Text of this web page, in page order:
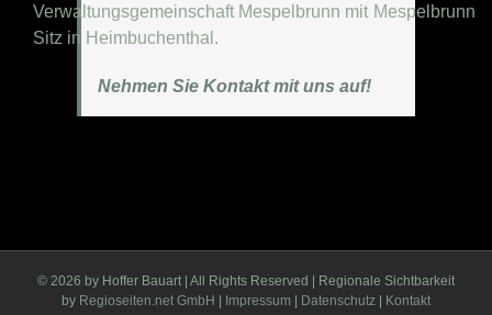
Verwaltungsgemeinschaft Mespelbrunn mit
Sitz in Heimbuchenthal.
Nehmen Sie Kontakt mit uns auf!
© 2026 by Hoffer Bauart | All Rights Reserved | Regionale Sichtbarkeit
by Regioseiten.net GmbH | Impressum | Datenschutz | Kontakt